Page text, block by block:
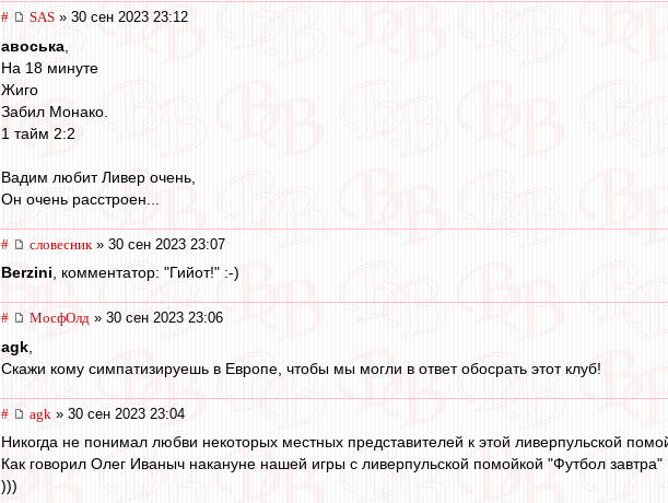
# SAS » 30 сен 2023 23:12
авоська
На 18 минуте
Жиго
Забил Монако.
1 тайм 2:2
Вадим любит Ливер очень,
Он очень расстроен...
# словесник » 30 сен 2023 23:07
Berzini, комментатор: "Гийот!" :-)
# МосфОлд » 30 сен 2023 23:06
agk
Скажи кому симпатизируешь в Европе, чтобы мы могли в ответ обосрать этот клуб!
# agk » 30 сен 2023 23:04
Никогда не понимал любви некоторых местных представителей к этой ливерпульской
Как говорил Олег Иваныч накануне нашей игры с ливерпульской помойкой "Футбол завтра"
)))